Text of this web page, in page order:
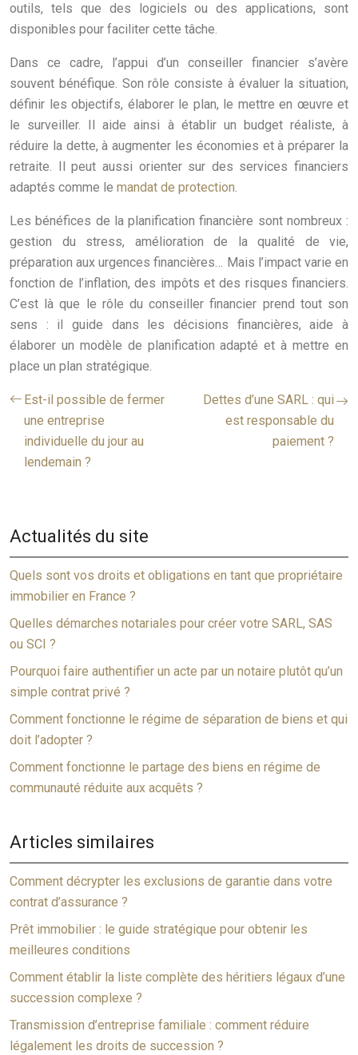
outils, tels que des logiciels ou des applications, sont
disponibles pour faciliter cette tâche.
Dans ce cadre, l’appui d’un conseiller financier s’avère
souvent bénéfique. Son rôle consiste à évaluer la situation,
définir les objectifs, élaborer le plan, le mettre en œuvre et
le surveiller. Il aide ainsi à établir un budget réaliste, à
réduire la dette, à augmenter les économies et à préparer la
retraite. Il peut aussi orienter sur des services financiers
adaptés comme le mandat de protection.
Les bénéfices de la planification financière sont nombreux :
gestion du stress, amélioration de la qualité de vie,
préparation aux urgences financières… Mais l’impact varie en
fonction de l’inflation, des impôts et des risques financiers.
C’est là que le rôle du conseiller financier prend tout son
sens : il guide dans les décisions financières, aide à
élaborer un modèle de planification adapté et à mettre en
place un plan stratégique.
Est-il possible de fermer
une entreprise
individuelle du jour au
lendemain ?
Dettes d’une SARL : qui
est responsable du
paiement ?
Actualités du site
Quels sont vos droits et obligations en tant que propriétaire
immobilier en France ?
Quelles démarches notariales pour créer votre SARL, SAS
ou SCI ?
Pourquoi faire authentifier un acte par un notaire plutôt qu’un
simple contrat privé ?
Comment fonctionne le régime de séparation de biens et qui
doit l’adopter ?
Comment fonctionne le partage des biens en régime de
communauté réduite aux acquêts ?
Articles similaires
Comment décrypter les exclusions de garantie dans votre
contrat d’assurance ?
Prêt immobilier : le guide stratégique pour obtenir les
meilleures conditions
Comment établir la liste complète des héritiers légaux d’une
succession complexe ?
Transmission d’entreprise familiale : comment réduire
légalement les droits de succession ?